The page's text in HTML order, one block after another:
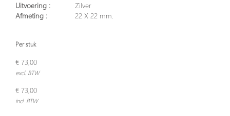
Uitvoering :
Zilver
Afmeting :
22 X 22 mm.
Per stuk
€ 73,00
excl. BTW
€ 73,00
incl. BTW